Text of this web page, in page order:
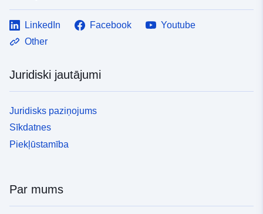
LinkedIn Facebook
Youtube
Other
Juridiski jautājumi
Juridisks paziņojums
Sīkdatnes
Piekļūstamība
Par mums